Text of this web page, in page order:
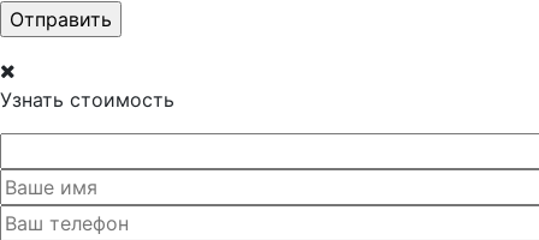
Узнать стоимость